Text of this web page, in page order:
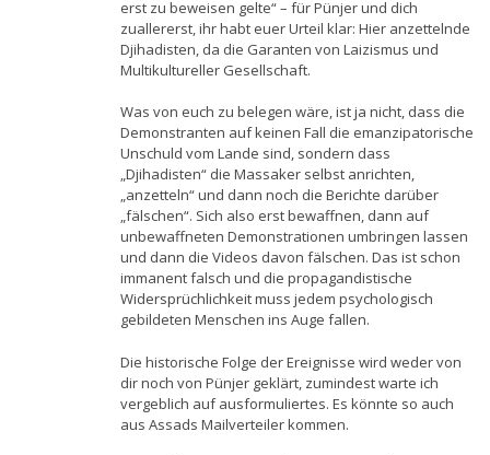
erst zu beweisen gelte“ – für Pünjer und dich
zuallererst, ihr habt euer Urteil klar: Hier anzettelnde
Djihadisten, da die Garanten von Laizismus und
Multikultureller Gesellschaft.
Was von euch zu belegen wäre, ist ja nicht, dass die
Demonstranten auf keinen Fall die emanzipatorische
Unschuld vom Lande sind, sondern dass
„Djihadisten“ die Massaker selbst anrichten,
„anzetteln“ und dann noch die Berichte darüber
„fälschen“. Sich also erst bewaffnen, dann auf
unbewaffneten Demonstrationen umbringen lassen
und dann die Videos davon fälschen. Das ist schon
immanent falsch und die propagandistische
Widersprüchlichkeit muss jedem psychologisch
gebildeten Menschen ins Auge fallen.
Die historische Folge der Ereignisse wird weder von
dir noch von Pünjer geklärt, zumindest warte ich
vergeblich auf ausformuliertes. Es könnte so auch
aus Assads Mailverteiler kommen.